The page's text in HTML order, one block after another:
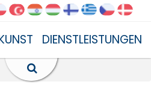
DIENSTLEISTUNGEN